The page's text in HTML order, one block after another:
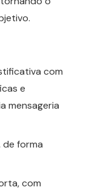
com
e
mensageria
forma
com